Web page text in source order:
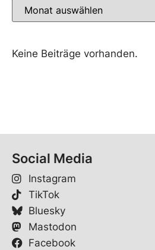
Keine Beiträge vorhanden.
Social Media
Instagram
TikTok
Bluesky
Mastodon
Facebook